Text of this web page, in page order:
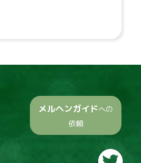
メルヘンガイドへの
依頼